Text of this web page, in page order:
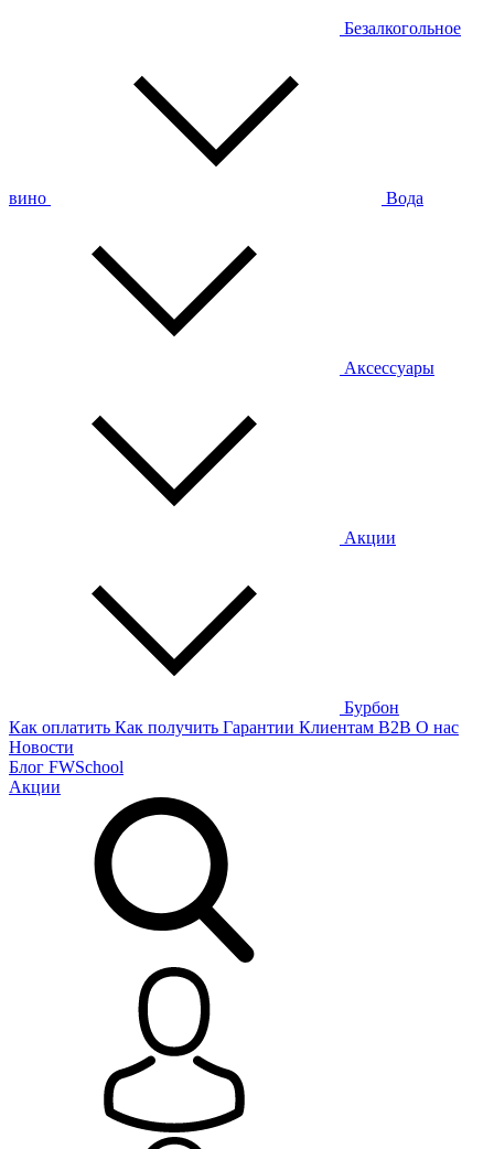
Безалкогольное
вино Вода
Аксессуары
Акции
Бурбон
Как оплатить Как получить Гарантии Клиентам B2B О нас
Новости
Блог FWSchool
Акции